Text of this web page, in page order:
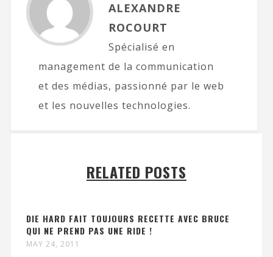
ALEXANDRE
ROCOURT
Spécialisé en
management de la communication
et des médias, passionné par le web
et les nouvelles technologies.
RELATED POSTS
DIE HARD FAIT TOUJOURS RECETTE AVEC BRUCE
QUI NE PREND PAS UNE RIDE !
MAY 24, 2011